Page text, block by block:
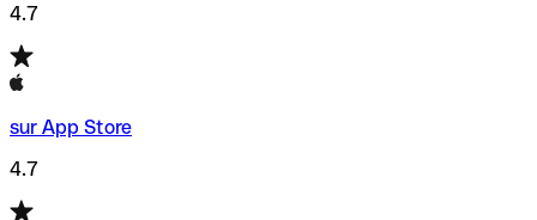
4.7
sur App Store
4.7